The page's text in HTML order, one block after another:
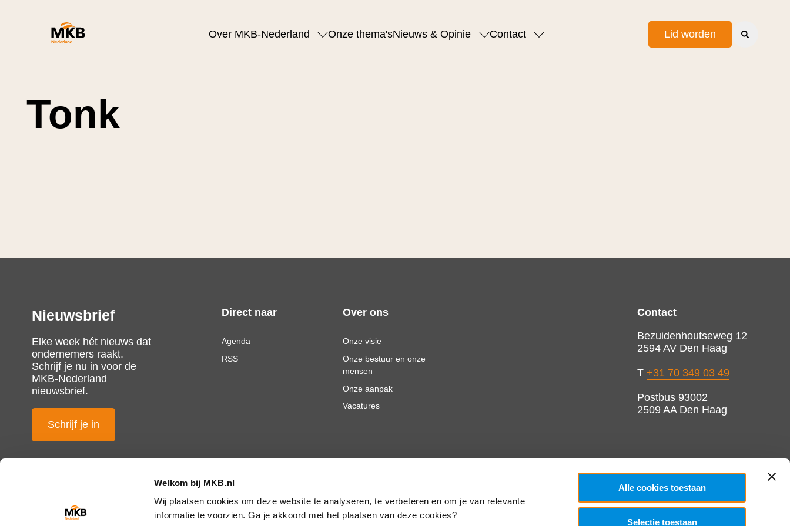
Welkom bij MKB.nl
Wij plaatsen cookies om deze website te analyseren, te verbeteren en om je van relevante
informatie te voorzien. Ga je akkoord met het plaatsen van deze cookies?
Alle cookies toestaan
Selectie toestaan
Over MKB-Nederland Onze thema'sNieuws & Opinie Contact Lid worden
Tonk
Nieuwsbrief
Elke week hét nieuws dat
ondernemers raakt.
Schrijf je nu in voor de
MKB-Nederland
nieuwsbrief.
Schrijf je in
Direct naar
Agenda
RSS
Over ons
Onze visie
Onze bestuur en onze
mensen
Onze aanpak
Vacatures
Contact
Bezuidenhoutseweg 12
2594 AV Den Haag
T +31 70 349 03 49
Postbus 93002
2509 AA Den Haag